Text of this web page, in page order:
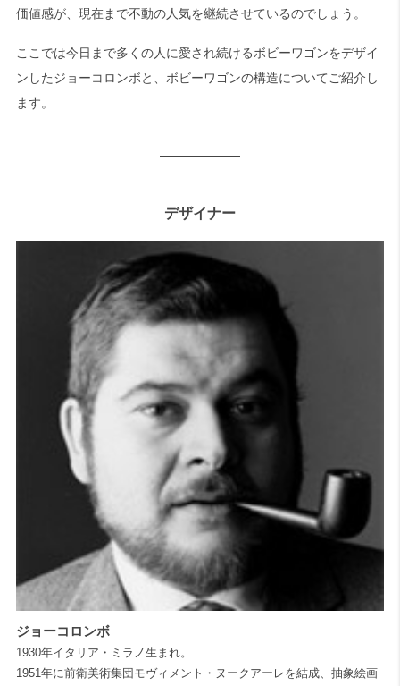
価値感が、現在まで不動の人気を継続させているのでしょう。
ここでは今日まで多くの人に愛され続けるボビーワゴンをデザイ
ンしたジョーコロンボと、ボビーワゴンの構造についてご紹介し
ます。
デザイナー
ジョーコロンボ
1930年イタリア・ミラノ生まれ。
1951年に前衛美術集団モヴィメント・ヌークアーレを結成、抽象絵画